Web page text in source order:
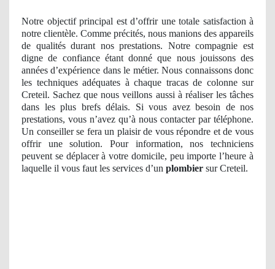
Notre objectif principal est d’offrir une totale satisfaction à
notre clientèle. Comme précités, nous manions des appareils
de qualités durant nos prestations. Notre compagnie est
digne de confiance étant donné que nous jouissons des
années d’expérience dans le métier. Nous connaissons donc
les techniques adéquates à chaque tracas de colonne sur
Creteil. Sachez que nous veillons aussi à réaliser les tâches
dans les plus brefs délais. Si vous avez besoin de nos
prestations, vous n’avez qu’à nous contacter par téléphone.
Un conseiller se fera un plaisir de vous répondre et de vous
offrir une solution. Pour information, nos techniciens
peuvent se déplacer à votre domicile, peu importe l’heure à
laquelle il vous faut les services d’un plombier sur Creteil.